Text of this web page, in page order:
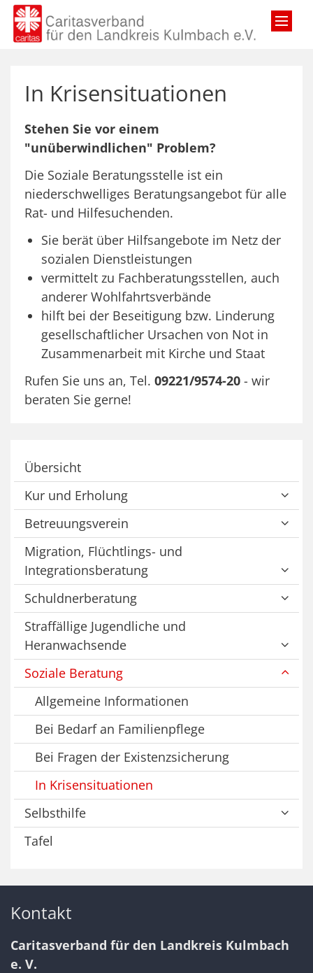
Zum Inhalt springen
In Krisensituationen
Stehen Sie vor einem
"unüberwindlichen" Problem?
Die Soziale Beratungsstelle ist ein
niederschwelliges Beratungsangebot für alle
Rat- und Hilfesuchenden.
Sie berät über Hilfsangebote im Netz der
sozialen Dienstleistungen
vermittelt zu Fachberatungsstellen, auch
anderer Wohlfahrtsverbände
hilft bei der Beseitigung bzw. Linderung
gesellschaftlicher Ursachen von Not in
Zusammenarbeit mit Kirche und Staat
Rufen Sie uns an, Tel. 09221/9574-20 - wir
beraten Sie gerne!
Übersicht
Kur und Erholung
Betreuungsverein
Migration, Flüchtlings- und
Integrationsberatung
Schuldnerberatung
Straffällige Jugendliche und
Heranwachsende
Soziale Beratung
Allgemeine Informationen
Bei Bedarf an Familienpflege
Bei Fragen der Existenzsicherung
In Krisensituationen
Selbsthilfe
Tafel
Kontakt
Caritasverband für den Landkreis Kulmbach
e. V.